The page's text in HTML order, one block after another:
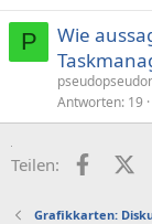
P
Wie
Antworten 19
Teilen:
Grafikkarten: